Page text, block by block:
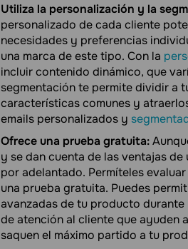
Utiliza la personalización y la
personalizado de cada cliente
necesidades y preferencias
una marca de este tipo. Con la
incluir contenido dinámico, que
segmentación te permite dividir a
características comunes y
emails personalizados y
Ofrece una prueba gratuita:
y se dan cuenta de las ventajas
por adelantado. Permíteles
una prueba gratuita. Puedes
avanzadas de tu producto durante
de atención al cliente que ayuden
saquen el máximo partido a tu